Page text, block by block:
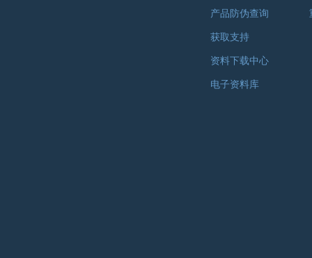
产品防伪查询
获取支持
资料下载中心
电子资料库